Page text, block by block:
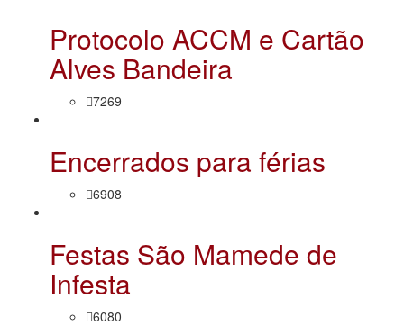
Protocolo ACCM e Cartão
Alves Bandeira
7269
Encerrados para férias
6908
Festas São Mamede de
Infesta
6080